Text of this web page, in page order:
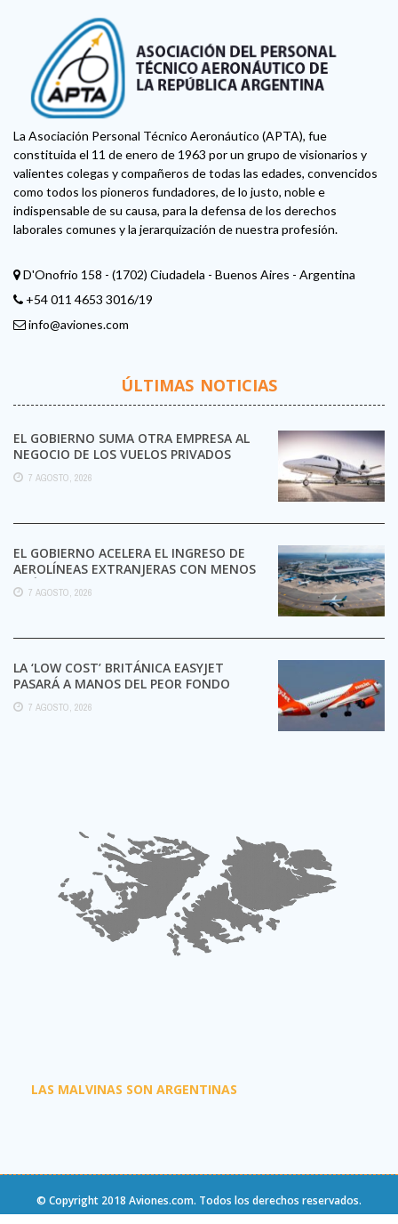
La Asociación Personal Técnico Aeronáutico (APTA), fue
constituida el 11 de enero de 1963 por un grupo de visionarios y
valientes colegas y compañeros de todas las edades, convencidos
como todos los pioneros fundadores, de lo justo, noble e
indispensable de su causa, para la defensa de los derechos
laborales comunes y la jerarquización de nuestra profesión.
D'Onofrio 158 - (1702) Ciudadela - Buenos Aires - Argentina
+54 011 4653 3016/19
info@aviones.com
ÚLTIMAS NOTICIAS
EL GOBIERNO SUMA OTRA EMPRESA AL
NEGOCIO DE LOS VUELOS PRIVADOS
7 AGOSTO, 2026
EL GOBIERNO ACELERA EL INGRESO DE
AEROLÍNEAS EXTRANJERAS CON MENOS
TRÁMITES
7 AGOSTO, 2026
LA ‘LOW COST’ BRITÁNICA EASYJET
PASARÁ A MANOS DEL PEOR FONDO
POSIBLE:
7 AGOSTO, 2026
LAS MALVINAS SON ARGENTINAS
© Copyright 2018 Aviones.com. Todos los derechos reservados.